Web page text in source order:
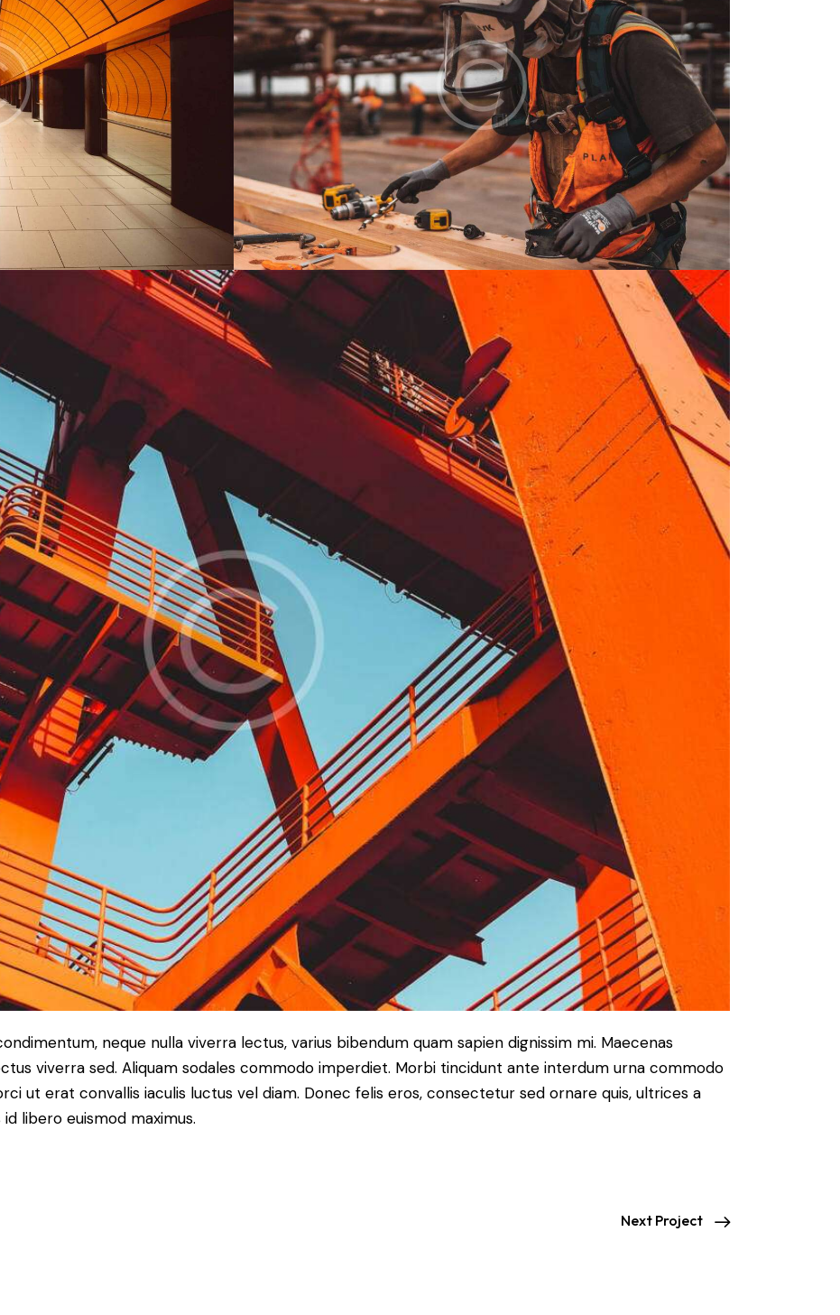
neque nulla viverra lectus, varius bibendum quam sapien dignissim mi. Maecenas
viverra sed. Aliquam sodales commodo imperdiet. Morbi tincidunt ante interdum urna commodo
ut erat convallis iaculis luctus vel diam. Donec felis eros, consectetur sed ornare quis, ultrices a
libero euismod maximus.
Next Project